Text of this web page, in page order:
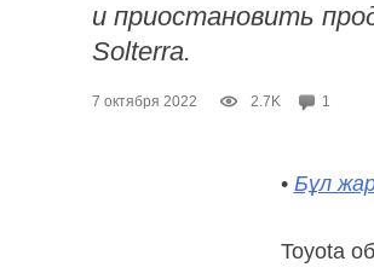
и приостановить
Solterra.
7 октября 2022 2.7K 1
• Бұл
Toyota